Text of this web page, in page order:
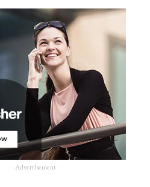
- Advertisement -